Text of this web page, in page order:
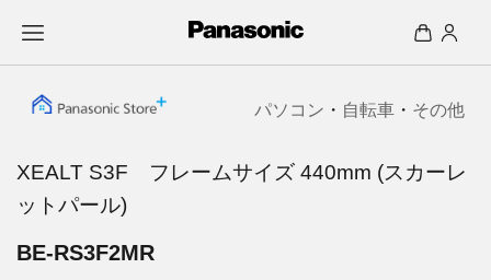
パソコン ・ 自転車 ・ その他
XEALT S3F フレームサイズ 440mm (スカーレ
ットパール)
BE-RS3F2MR